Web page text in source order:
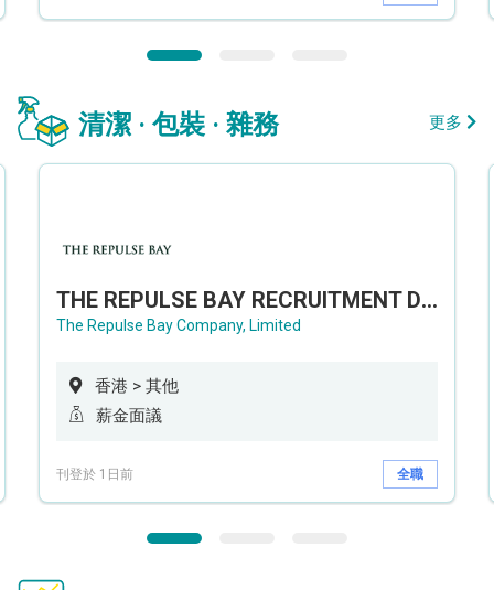
清潔 · 包裝 · 雜務 更多
THE REPULSE BAY RECRUITMENT DAY 淺水灣影灣園人才招聘會
The Repulse Bay Company, Limited
香港 > 其他
薪金面議
刊登於 1日前 全職